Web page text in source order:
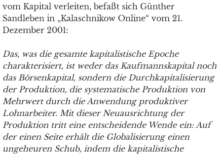
vom Kapital verleiten, befaßt sich Günther
Sandleben in „Kalaschnikow Online“ vom 21.
Dezember 2001:
Das, was die gesamte kapitalistische Epoche
charakterisiert, ist weder das Kaufmannskapital noch
das Börsenkapital, sondern die Durchkapitalisierung
der Produktion, die systematische Produktion von
Mehrwert durch die Anwendung produktiver
Lohnarbeiter. Mit dieser Neuausrichtung der
Produktion tritt eine entscheidende Wende ein: Auf
der einen Seite erhält die Globalisierung einen
ungeheuren Schub, indem die kapitalistische